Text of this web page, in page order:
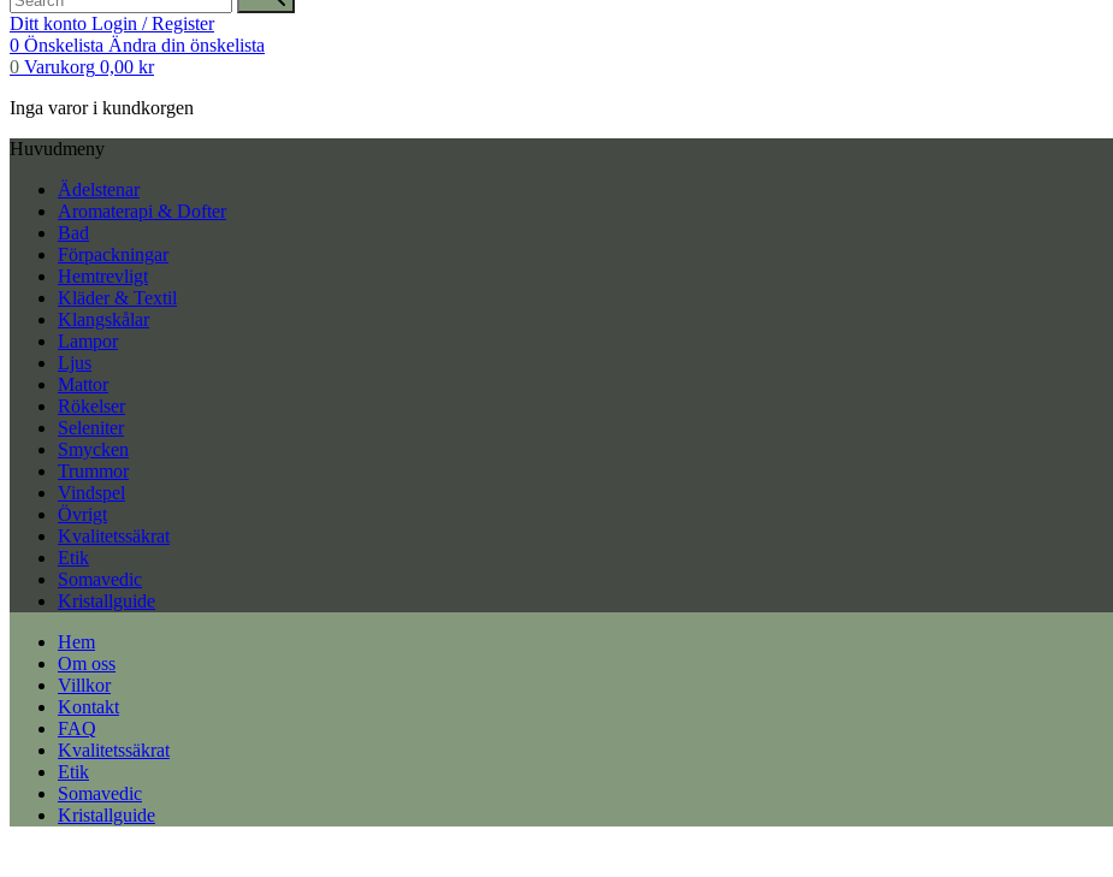
Ditt konto Login / Register
0 Önskelista Ändra din önskelista
0 Varukorg 0,00 kr
Inga varor i kundkorgen
Huvudmeny
Ädelstenar
Aromaterapi & Dofter
Bad
Förpackningar
Hemtrevligt
Kläder & Textil
Klangskålar
Lampor
Ljus
Mattor
Rökelser
Seleniter
Smycken
Trummor
Vindspel
Övrigt
Kvalitetssäkrat
Etik
Somavedic
Kristallguide
Hem
Om oss
Villkor
Kontakt
FAQ
Kvalitetssäkrat
Etik
Somavedic
Kristallguide